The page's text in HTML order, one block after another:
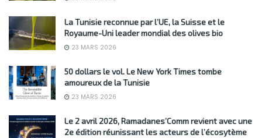
La Tunisie reconnue par l’UE, la Suisse et le
Royaume-Uni leader mondial des olives bio
23 MARS 2026
50 dollars le vol. Le New York Times tombe
amoureux de la Tunisie
23 MARS 2026
Le 2 avril 2026, Ramadanes’Comm revient avec une
2e édition réunissant les acteurs de l’écosytème